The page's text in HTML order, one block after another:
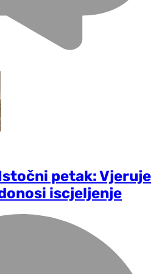
petak: Vjeruje
iscjeljenje